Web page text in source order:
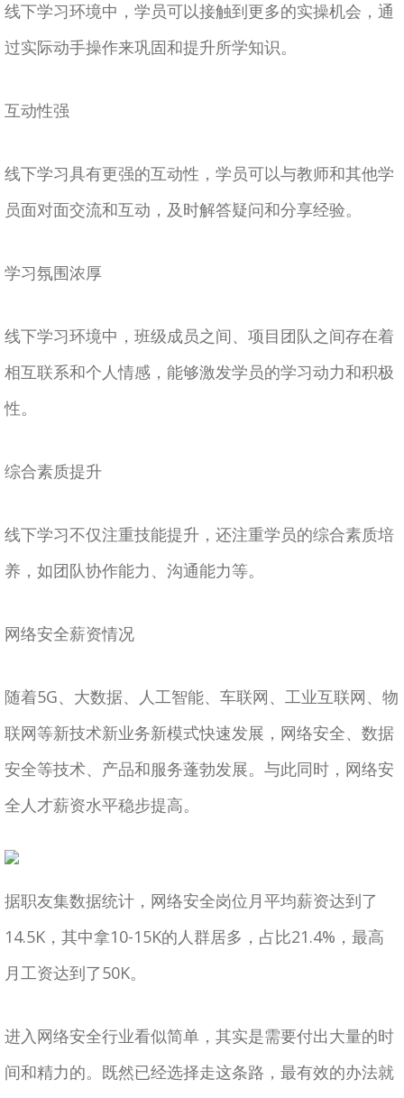
线下学习环境中，学员可以接触到更多的实操机会，通
过实际动手操作来巩固和提升所学知识。
互动性强
线下学习具有更强的互动性，学员可以与教师和其他学
员面对面交流和互动，及时解答疑问和分享经验。
学习氛围浓厚
线下学习环境中，班级成员之间、项目团队之间存在着
相互联系和个人情感，能够激发学员的学习动力和积极
性。
综合素质提升
线下学习不仅注重技能提升，还注重学员的综合素质培
养，如团队协作能力、沟通能力等。
网络安全薪资情况
随着5G、大数据、人工智能、车联网、工业互联网、物
联网等新技术新业务新模式快速发展，网络安全、数据
安全等技术、产品和服务蓬勃发展。与此同时，网络安
全人才薪资水平稳步提高。
据职友集数据统计，网络安全岗位月平均薪资达到了
14.5K，其中拿10-15K的人群居多，占比21.4%，最高
月工资达到了50K。
进入网络安全行业看似简单，其实是需要付出大量的时
间和精力的。既然已经选择走这条路，最有效的办法就